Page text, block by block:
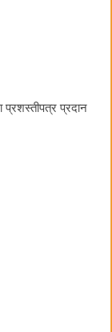
प्रशस्तीपत्र प्रदान